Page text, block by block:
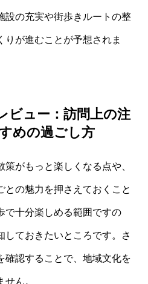
設の充実や街歩きルートの整
が進むことが予想されま
ビュー：訪問上の注
めの過ごし方
がもっと楽しくなる点や、
との魅力を押さえておくこと
で十分楽しめる範囲ですの
しておきたいところです。さ
確認することで、地域文化を
ん。